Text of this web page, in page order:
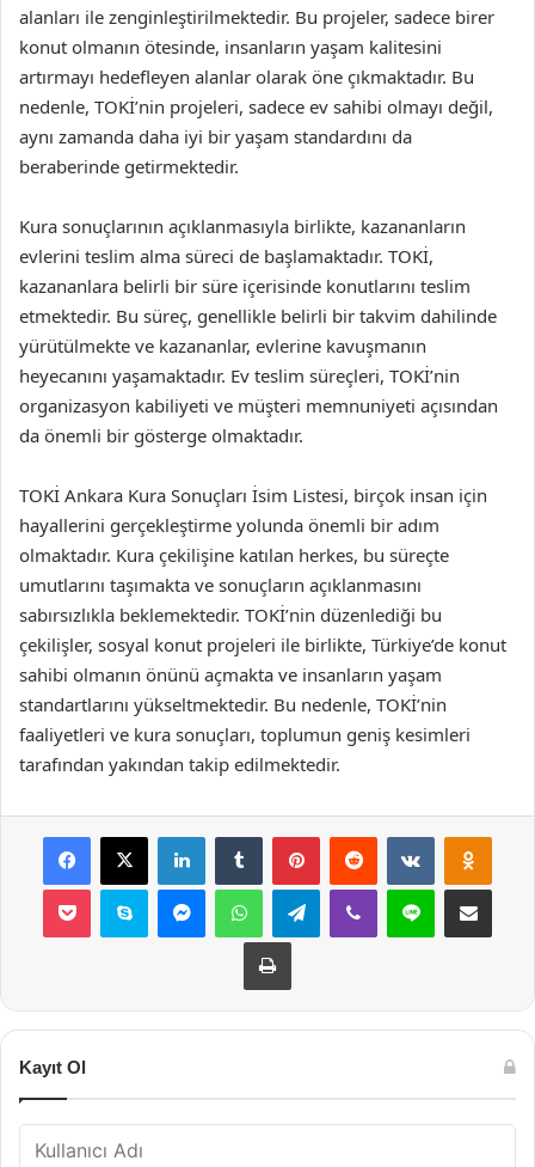
alanları ile zenginleştirilmektedir. Bu projeler, sadece birer
konut olmanın ötesinde, insanların yaşam kalitesini
artırmayı hedefleyen alanlar olarak öne çıkmaktadır. Bu
nedenle, TOKİ’nin projeleri, sadece ev sahibi olmayı değil,
aynı zamanda daha iyi bir yaşam standardını da
beraberinde getirmektedir.
Kura sonuçlarının açıklanmasıyla birlikte, kazananların
evlerini teslim alma süreci de başlamaktadır. TOKİ,
kazananlara belirli bir süre içerisinde konutlarını teslim
etmektedir. Bu süreç, genellikle belirli bir takvim dahilinde
yürütülmekte ve kazananlar, evlerine kavuşmanın
heyecanını yaşamaktadır. Ev teslim süreçleri, TOKİ’nin
organizasyon kabiliyeti ve müşteri memnuniyeti açısından
da önemli bir gösterge olmaktadır.
TOKİ Ankara Kura Sonuçları İsim Listesi, birçok insan için
hayallerini gerçekleştirme yolunda önemli bir adım
olmaktadır. Kura çekilişine katılan herkes, bu süreçte
umutlarını taşımakta ve sonuçların açıklanmasını
sabırsızlıkla beklemektedir. TOKİ’nin düzenlediği bu
çekilişler, sosyal konut projeleri ile birlikte, Türkiye’de konut
sahibi olmanın önünü açmakta ve insanların yaşam
standartlarını yükseltmektedir. Bu nedenle, TOKİ’nin
faaliyetleri ve kura sonuçları, toplumun geniş kesimleri
tarafından yakından takip edilmektedir.
Facebook
X LinkedInTumblr PinterestReddit VKontakte
Pocket Skype MessengerWhatsAppTelegramViber Line E-Posta ile
Yazdır
Kayıt Ol